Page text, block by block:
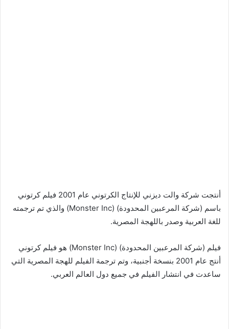
أنتجت شركة والت ديزني للإنتاج الكرتوني عام 2001 فيلم كرتوني
باسم (شركة المرعبين المحدودة) (Monster Inc) والذي تم ترجمته
للغة العربية وصدر باللهجة المصرية.
فيلم (شركة المرعبين المحدودة) (Monster Inc) هو فيلم كرتوني
أنتج عام 2001 بنسخة أجنبية، وتم ترجمة الفيلم للهجة المصرية التي
ساعدت في انتشار الفيلم في جميع دول العالم العربي.